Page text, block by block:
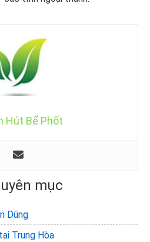
Hút Bể Phốt
mục
Dũng
Trung Hòa